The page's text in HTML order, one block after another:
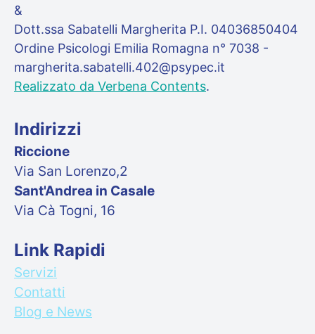
&
Dott.ssa Sabatelli Margherita P.I. 04036850404
Ordine Psicologi Emilia Romagna n° 7038 -
margherita.sabatelli.402@psypec.it
Realizzato da Verbena Contents.
Indirizzi
Riccione
Via San Lorenzo,2
Sant'Andrea in Casale
Via Cà Togni, 16
Link Rapidi
Servizi
Contatti
Blog e News